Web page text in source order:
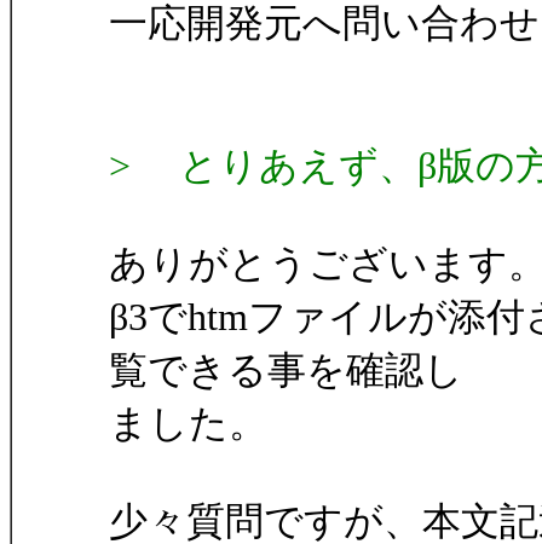
一応開発元へ問い合わ
> とりあえず、β版の
ありがとうございます
β3でhtmファイルが添
覧できる事を確認し
ました。
少々質問ですが、本文